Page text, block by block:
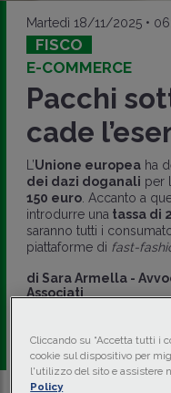
Martedì 18/11/2025 •
FISCO
E-COMMERCE
Pacchi
cade
L’Unione europeaha
dei dazi doganali per
150 euro. Accanto a
introdurre una tassa di
saranno tutti i
piattaforme di fast-
di Sara Armella -
Associati
Associati
Cliccando su “Accetta tutti i
cookie sul dispositivo per
l'utilizzo del sito e assistere
Policy